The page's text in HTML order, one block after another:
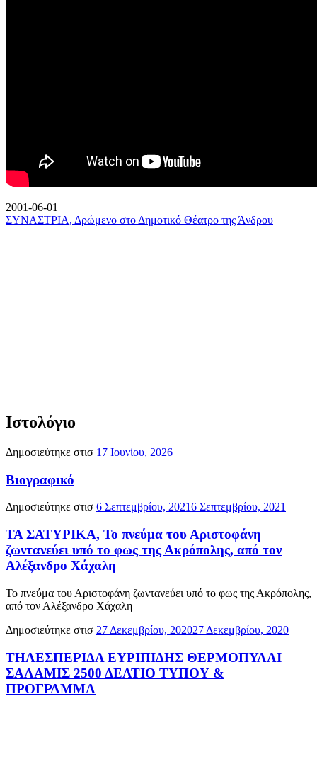
2001-06-01
ΣΥΝΑΣΤΡΙΑ, Δρώμενο στο Δημοτικό Θέατρο της Άνδρου
Ιστολόγιο
Δημοσιεύτηκε στισ 17 Ιουνίου, 2026
Βιογραφικό
Δημοσιεύτηκε στισ 6 Σεπτεμβρίου, 20216 Σεπτεμβρίου, 2021
ΤΑ ΣΑΤΥΡΙΚΑ, Το πνεύμα του Αριστοφάνη
ζωντανεύει υπό το φως της Ακρόπολης, από τον
Αλέξανδρο Χάχαλη
Το πνεύμα του Αριστοφάνη ζωντανεύει υπό το φως της Ακρόπολης,
από τον Αλέξανδρο Χάχαλη
Δημοσιεύτηκε στισ 27 Δεκεμβρίου, 202027 Δεκεμβρίου, 2020
ΤΗΛΕΣΠΕΡΙΔΑ ΕΥΡΙΠΙΔΗΣ ΘΕΡΜΟΠΥΛΑΙ
ΣΑΛΑΜΙΣ 2500 ΔΕΛΤΙΟ ΤΥΠΟΥ &
ΠΡΟΓΡΑΜΜΑ